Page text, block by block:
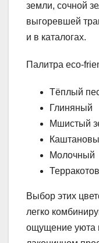
земли, сочной
выгоревшей
и в каталогах.
Палитра eco-
Тёплый
Глиняный
Мшистый
Молочный
Выбор этих
легко
ощущение уюта